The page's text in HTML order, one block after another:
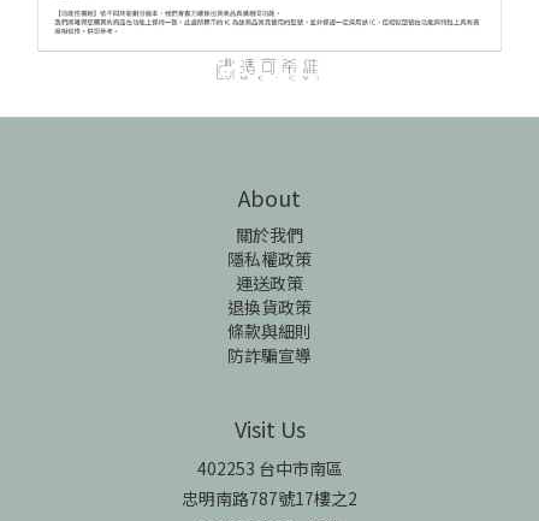
About
關於我們
隱私權政策
運送政策
退換貨政策
條款與細則
防詐騙宣導
Visit Us
402253 台中市南區
忠明南路787號17樓之2